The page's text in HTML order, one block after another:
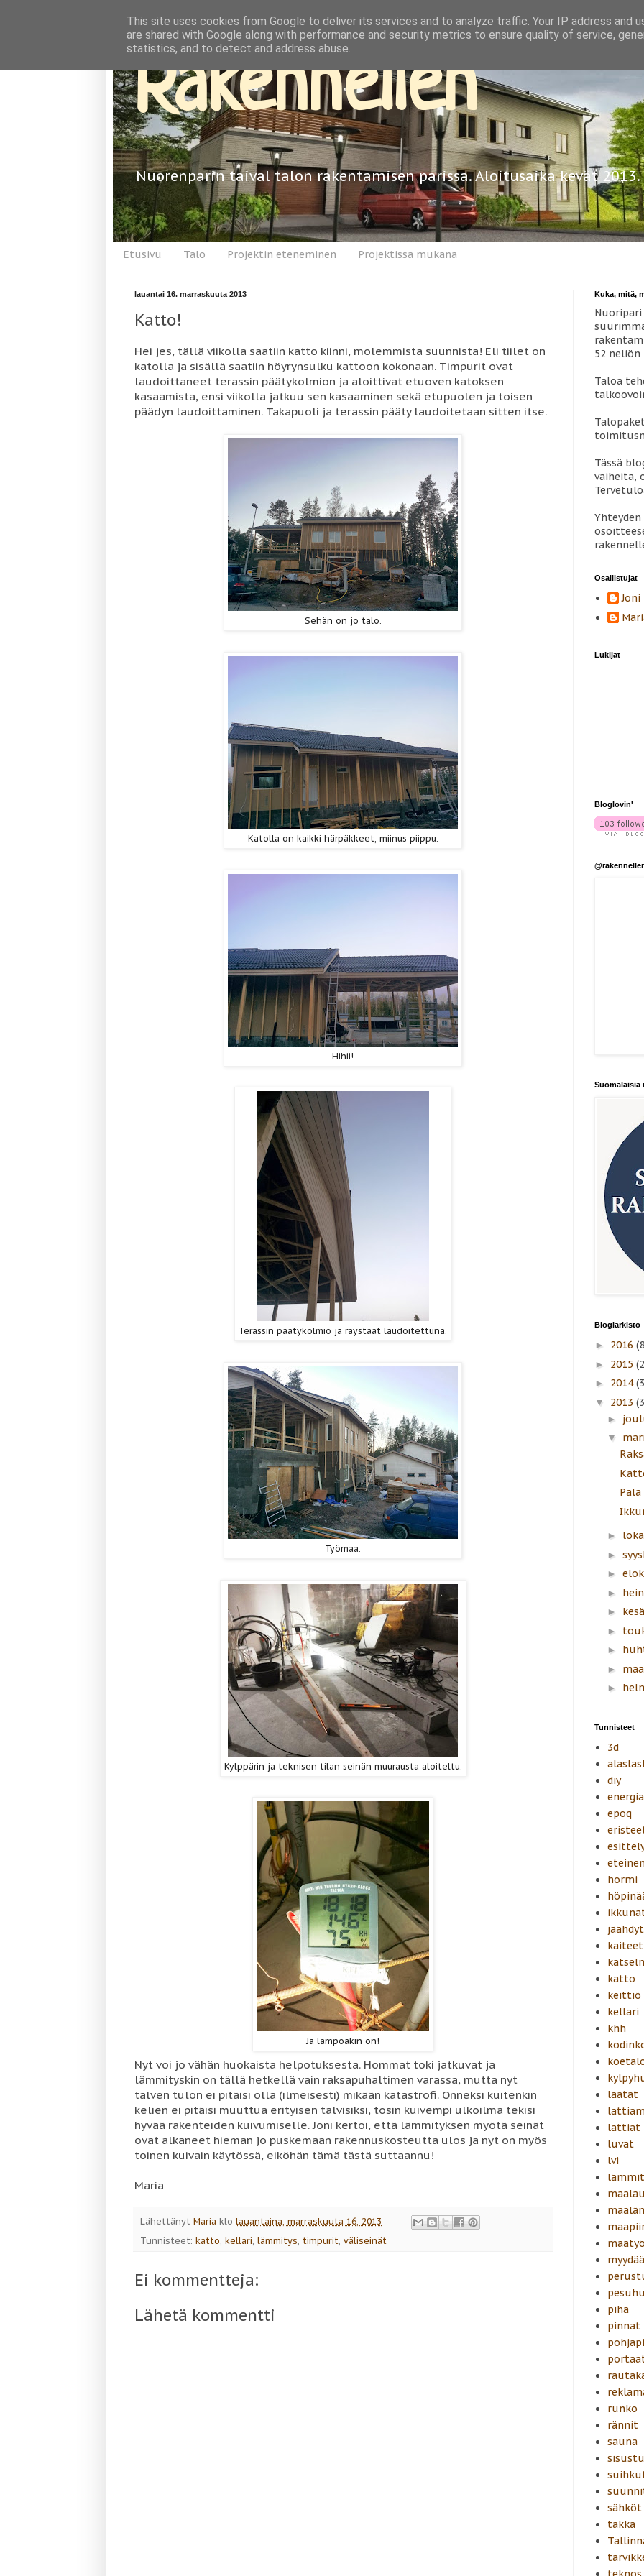
Rakennellen
Nuorenparin taival talon rakentamisen parissa. Aloitusaika kevät 2013.
Etusivu Talo Projektin eteneminen Projektissa mukana
lauantai 16. marraskuuta 2013
Katto!
Hei jes, tällä viikolla saatiin katto kiinni, molemmista suunnista! Eli tiilet on
katolla ja sisällä saatiin höyrynsulku kattoon kokonaan. Timpurit ovat
laudoittaneet terassin päätykolmion ja aloittivat etuoven katoksen
kasaamista, ensi viikolla jatkuu sen kasaaminen sekä etupuolen ja toisen
päädyn laudoittaminen. Takapuoli ja terassin pääty laudoitetaan sitten itse.
Sehän on jo talo.
Katolla on kaikki härpäkkeet, miinus piippu.
Hihii!
Terassin päätykolmio ja räystäät laudoitettuna.
Työmaa.
Kylppärin ja teknisen tilan seinän muurausta aloiteltu.
Ja lämpöäkin on!
Nyt voi jo vähän huokaista helpotuksesta. Hommat toki jatkuvat ja
lämmityskin on tällä hetkellä vain raksapuhaltimen varassa, mutta nyt
talven tulon ei pitäisi olla (ilmeisesti) mikään katastrofi. Onneksi kuitenkin
kelien ei pitäisi muuttua erityisen talvisiksi, tosin kuivempi ulkoilma tekisi
hyvää rakenteiden kuivumiselle. Joni kertoi, että lämmityksen myötä seinät
ovat alkaneet hieman jo puskemaan rakennuskosteutta ulos ja nyt on myös
toinen kuivain käytössä, eiköhän tämä tästä suttaannu!
Maria
Lähettänyt Maria klo lauantaina, marraskuuta 16, 2013
Tunnisteet: katto, kellari, lämmitys, timpurit, väliseinät
Ei kommentteja:
Lähetä kommentti
Kuka, mitä,
52
Taloa
Tässä
vaiheita,
Osallistujat
Joni
Lukijat
Bloglovin'
Suomalaisia
Blogiarkisto
► 2016
► 2015
► 2014
▼ 2013
►
▼
►
►
►
►
►
►
►
►
►
Tunnisteet
3d
diy
epoq
hormi
kaiteet
katto
keittiö
kellari
khh
laatat
lattiat
luvat
lvi
piha
pinnat
runko
rännit
sauna
sähköt
takka
This site uses cookies from Google to deliver its services and to analyze traffic. Your IP address and
are shared with Google along with performance and security metrics to ensure quality of service,
statistics, and to detect and address abuse.